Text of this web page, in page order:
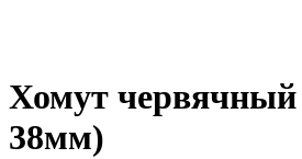
Хомут червячный
38мм)